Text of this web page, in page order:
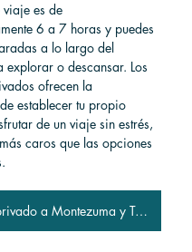
viaje es de
6 a 7 horas y puedes
a lo largo del
explorar o descansar. Los
ofrecen la
establecer tu propio
de un viaje sin estrés,
caros que las opciones
Traslado privado a Montezuma y Tambor